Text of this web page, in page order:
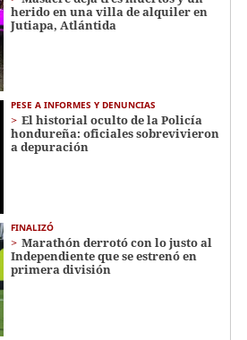
herido en una villa de alquiler en
Jutiapa, Atlántida
PESE A INFORMES Y DENUNCIAS
El historial oculto de la Policía
hondureña: oficiales sobrevivieron
a depuración
FINALIZÓ
Marathón derrotó con lo justo al
Independiente que se estrenó en
primera división